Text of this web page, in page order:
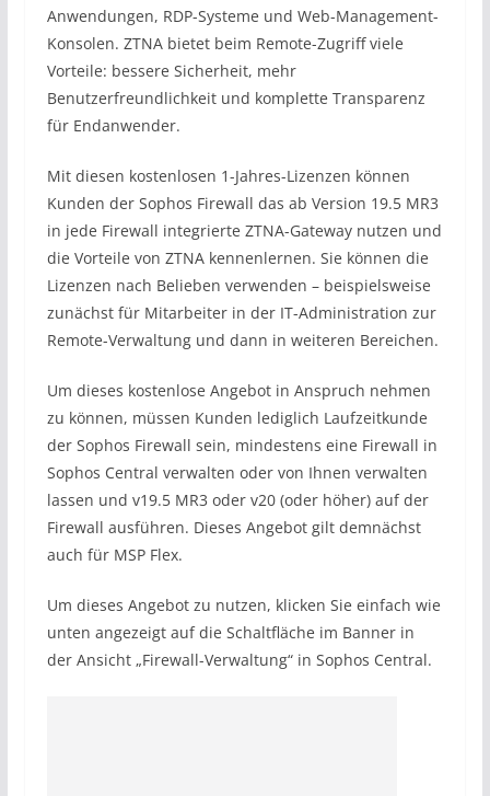
Anwendungen, RDP-Systeme und Web-Management-
Konsolen. ZTNA bietet beim Remote-Zugriff viele
Vorteile: bessere Sicherheit, mehr
Benutzerfreundlichkeit und komplette Transparenz
für Endanwender.
Mit diesen kostenlosen 1-Jahres-Lizenzen können
Kunden der Sophos Firewall das ab Version 19.5 MR3
in jede Firewall integrierte ZTNA-Gateway nutzen und
die Vorteile von ZTNA kennenlernen. Sie können die
Lizenzen nach Belieben verwenden – beispielsweise
zunächst für Mitarbeiter in der IT-Administration zur
Remote-Verwaltung und dann in weiteren Bereichen.
Um dieses kostenlose Angebot in Anspruch nehmen
zu können, müssen Kunden lediglich Laufzeitkunde
der Sophos Firewall sein, mindestens eine Firewall in
Sophos Central verwalten oder von Ihnen verwalten
lassen und v19.5 MR3 oder v20 (oder höher) auf der
Firewall ausführen. Dieses Angebot gilt demnächst
auch für MSP Flex.
Um dieses Angebot zu nutzen, klicken Sie einfach wie
unten angezeigt auf die Schaltfläche im Banner in
der Ansicht „Firewall-Verwaltung“ in Sophos Central.